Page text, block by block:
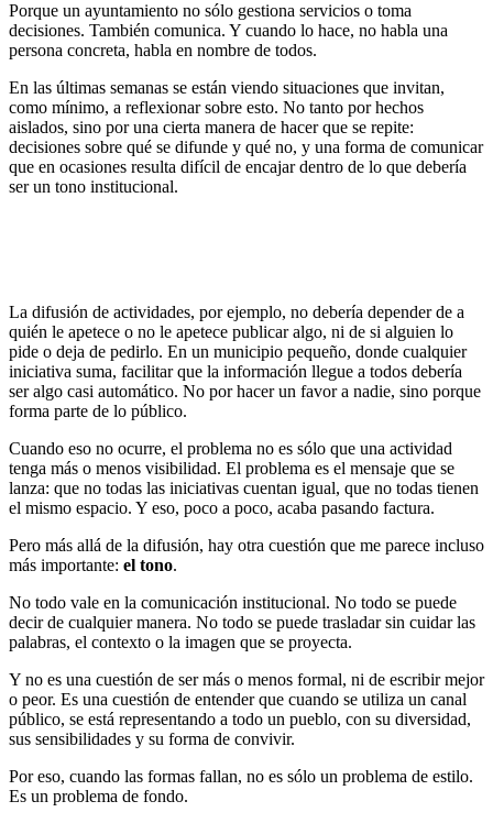
Porque un ayuntamiento no sólo gestiona servicios o toma
decisiones. También comunica. Y cuando lo hace, no habla una
persona concreta, habla en nombre de todos.
En las últimas semanas se están viendo situaciones que invitan,
como mínimo, a reflexionar sobre esto. No tanto por hechos
aislados, sino por una cierta manera de hacer que se repite:
decisiones sobre qué se difunde y qué no, y una forma de comunicar
que en ocasiones resulta difícil de encajar dentro de lo que debería
ser un tono institucional.
La difusión de actividades, por ejemplo, no debería depender de a
quién le apetece o no le apetece publicar algo, ni de si alguien lo
pide o deja de pedirlo. En un municipio pequeño, donde cualquier
iniciativa suma, facilitar que la información llegue a todos debería
ser algo casi automático. No por hacer un favor a nadie, sino porque
forma parte de lo público.
Cuando eso no ocurre, el problema no es sólo que una actividad
tenga más o menos visibilidad. El problema es el mensaje que se
lanza: que no todas las iniciativas cuentan igual, que no todas tienen
el mismo espacio. Y eso, poco a poco, acaba pasando factura.
Pero más allá de la difusión, hay otra cuestión que me parece incluso
más importante: el tono.
No todo vale en la comunicación institucional. No todo se puede
decir de cualquier manera. No todo se puede trasladar sin cuidar las
palabras, el contexto o la imagen que se proyecta.
Y no es una cuestión de ser más o menos formal, ni de escribir mejor
o peor. Es una cuestión de entender que cuando se utiliza un canal
público, se está representando a todo un pueblo, con su diversidad,
sus sensibilidades y su forma de convivir.
Por eso, cuando las formas fallan, no es sólo un problema de estilo.
Es un problema de fondo.